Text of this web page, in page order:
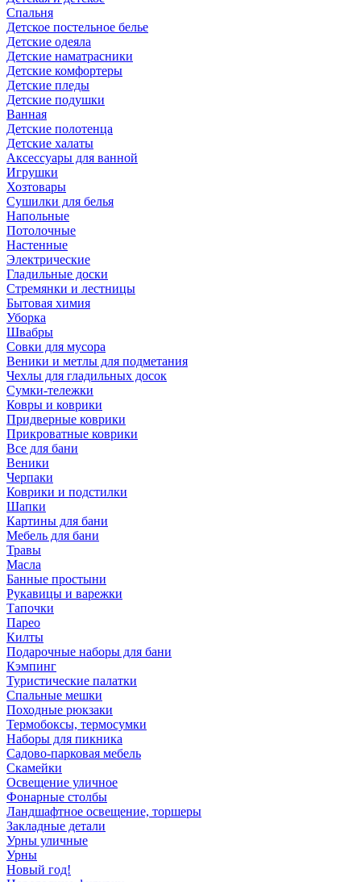
Спальня
Детское постельное белье
Детские одеяла
Детские наматрасники
Детские комфортеры
Детские пледы
Детские подушки
Ванная
Детские полотенца
Детские халаты
Аксессуары для ванной
Игрушки
Хозтовары
Сушилки для белья
Напольные
Потолочные
Настенные
Электрические
Гладильные доски
Стремянки и лестницы
Бытовая химия
Уборка
Швабры
Совки для мусора
Веники и метлы для подметания
Чехлы для гладильных досок
Сумки-тележки
Ковры и коврики
Придверные коврики
Прикроватные коврики
Все для бани
Веники
Черпаки
Коврики и подстилки
Шапки
Картины для бани
Мебель для бани
Травы
Масла
Банные простыни
Рукавицы и варежки
Тапочки
Парео
Килты
Подарочные наборы для бани
Кэмпинг
Туристические палатки
Спальные мешки
Походные рюкзаки
Термобоксы, термосумки
Наборы для пикника
Садово-парковая мебель
Скамейки
Освещение уличное
Фонарные столбы
Ландшафтное освещение, торшеры
Закладные детали
Урны уличные
Урны
Новый год!